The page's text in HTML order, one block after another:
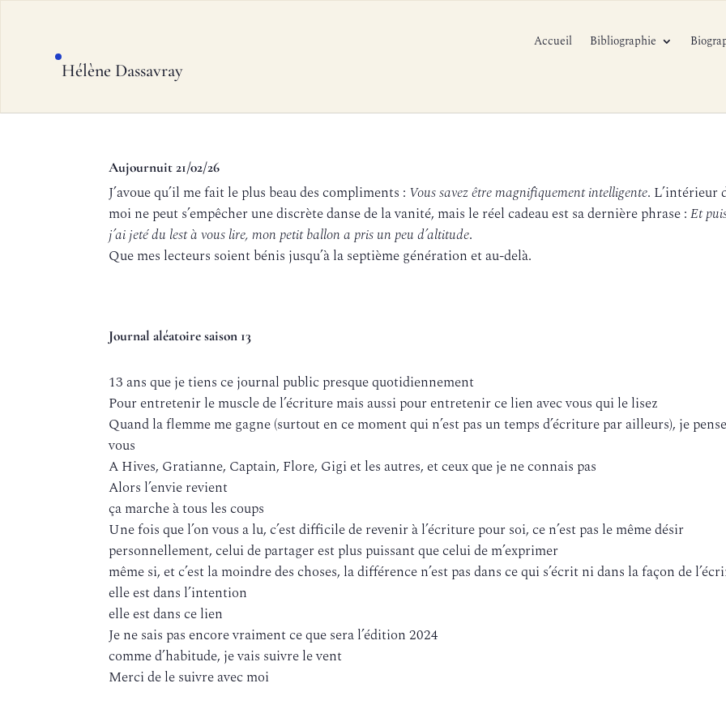
Hélène Dassavray
Accueil Bibliographie
Aujournuit 21/02/26
J’avoue qu’il me fait le plus beau des compliments : Vous savez être magnifiquement intelligente. L’intérieur
moi ne peut s’empêcher une discrète danse de la vanité, mais le réel cadeau est sa dernière phrase :Et
j’ai jeté du lest à vous lire, mon petit ballon a pris un peu d’altitude.
Que mes lecteurs soient bénis jusqu’à la septième génération et au-delà.
Journal aléatoire saison 13
13 ans que je tiens ce journal public presque quotidiennement
Pour entretenir le muscle de l’écriture mais aussi pour entretenir ce lien avec vous qui le lisez
Quand la flemme me gagne (surtout en ce moment qui n’est pas un temps d’écriture par ailleurs), je
vous
A Hives, Gratianne, Captain, Flore, Gigi et les autres, et ceux que je ne connais pas
Alors l’envie revient
ça marche à tous les coups
Une fois que l’on vous a lu, c’est difficile de revenir à l’écriture pour soi, ce n’est pas le même désir
personnellement, celui de partager est plus puissant que celui de m’exprimer
même si, et c’est la moindre des choses, la différence n’est pas dans ce qui s’écrit ni dans la façon de
elle est dans l’intention
elle est dans ce lien
Je ne sais pas encore vraiment ce que sera l’édition 2024
comme d’habitude, je vais suivre le vent
Merci de le suivre avec moi